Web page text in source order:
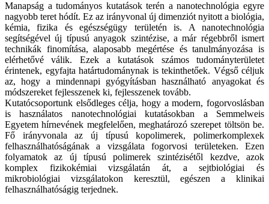
Manapság a tudományos kutatások terén a nanotechnológia egyre
nagyobb teret hódít. Ez az irányvonal új dimenziót nyitott a biológia,
kémia, fizika és egészségügy területén is. A nanotechnológia
segítségével új típusú anyagok szintézise, a már régebbről ismert
technikák finomítása, alaposabb megértése és tanulmányozása is
elérhetővé válik. Ezek a kutatások számos tudományterületet
érintenek, egyfajta határtudománynak is tekinthetőek. Végső céljuk
az, hogy a mindennapi gyógyításban használható anyagokat és
módszereket fejlesszenek ki, fejlesszenek tovább.
Kutatócsoportunk elsődleges célja, hogy a modern, fogorvoslásban
is használatos nanotechnológiai kutatásokban a Semmelweis
Egyetem hírnevének megfelelően, meghatározó szerepet töltsön be.
Fő irányvonala az új típusú kopolimerek, polimerkomplexek
felhasználhatóságának a vizsgálata fogorvosi területeken. Ezen
folyamatok az új típusú polimerek szintézisétől kezdve, azok
komplex fizikokémiai vizsgálatán át, a sejtbiológiai és
mikrobiológiai vizsgálatokon keresztül, egészen a klinikai
felhasználhatóságig terjednek.